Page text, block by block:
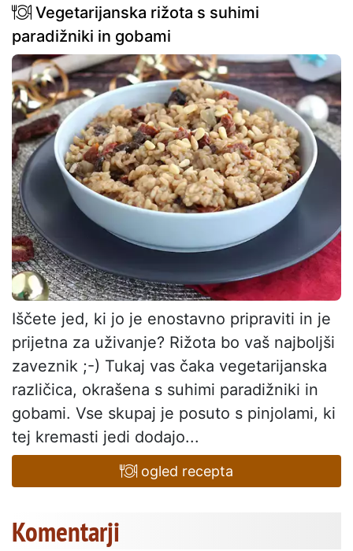
Vegetarijanska rižota s suhimi
paradižniki in gobami
Iščete jed, ki jo je enostavno pripraviti in je
prijetna za uživanje? Rižota bo vaš najboljši
zaveznik ;-) Tukaj vas čaka vegetarijanska
različica, okrašena s suhimi paradižniki in
gobami. Vse skupaj je posuto s pinjolami, ki
tej kremasti jedi dodajo...
ogled recepta
Komentarji